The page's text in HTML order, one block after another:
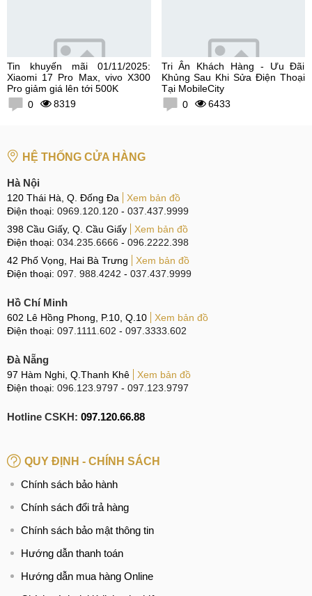
Tin khuyến mãi 01/11/2025:
Xiaomi 17 Pro Max, vivo X300
Pro giảm giá lên tới 500K
0
8319
Tri Ân Khách Hàng - Ưu Đãi
Khủng Sau Khi Sửa Điện Thoại
Tại MobileCity
0
6433
HỆ THỐNG CỬA HÀNG
Hà Nội
120 Thái Hà, Q. Đống Đa
Xem bản đồ
Điện thoại: 0969.120.120 - 037.437.9999
398 Cầu Giấy, Q. Cầu Giấy
Xem bản đồ
Điện thoại: 034.235.6666 - 096.2222.398
42 Phố Vọng, Hai Bà Trưng
Xem bản đồ
Điện thoại: 097. 988.4242 - 037.437.9999
Hồ Chí Minh
602 Lê Hồng Phong, P.10, Q.10
Xem bản đồ
Điện thoại: 097.1111.602 - 097.3333.602
Đà Nẵng
97 Hàm Nghi, Q.Thanh Khê
Xem bản đồ
Điện thoại: 096.123.9797 - 097.123.9797
Hotline CSKH: 097.120.66.88
QUY ĐỊNH - CHÍNH SÁCH
Chính sách bảo hành
Chính sách đổi trả hàng
Chính sách bảo mật thông tin
Hướng dẫn thanh toán
Hướng dẫn mua hàng Online